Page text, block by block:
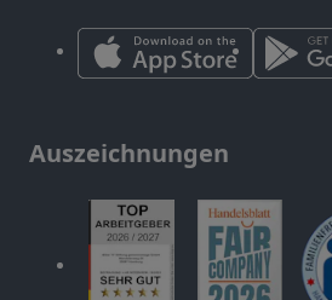
Auszeichnungen